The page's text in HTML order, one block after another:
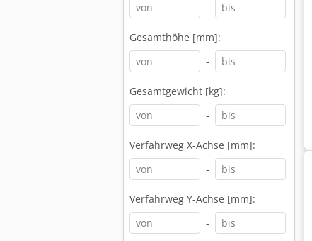
-
Gesamthöhe [mm]:
-
Gesamtgewicht [kg]:
-
Verfahrweg X-Achse [mm]:
-
Verfahrweg Y-Achse [mm]:
-